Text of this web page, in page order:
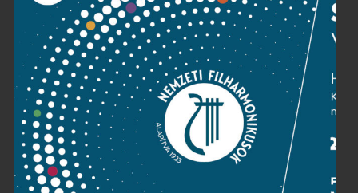
Impresszum
NEMZETI
FILHARMONIKUSOK